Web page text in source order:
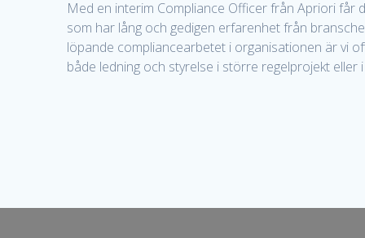
Med en interim Compliance Officer från Apriori får
som har lång och gedigen erfarenhet från
löpande compliancearbetet i organisationen är vi
både ledning och styrelse i större regelprojekt eller